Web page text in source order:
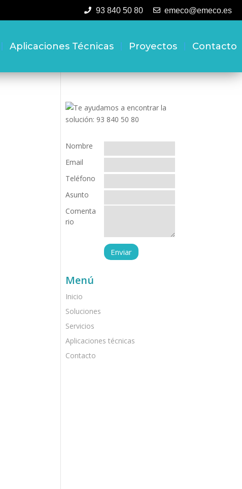
93 840 50 80 emeco@emeco.es
Aplicaciones Técnicas Proyectos Contacto
Nombre
Email
Teléfono
Asunto
Comenta
rio
Menú
Inicio
Soluciones
Servicios
Aplicaciones técnicas
Contacto